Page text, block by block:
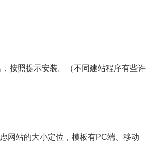
按照提示安装。（不同建站程序有些许
网站的大小定位，模板有PC端、移动